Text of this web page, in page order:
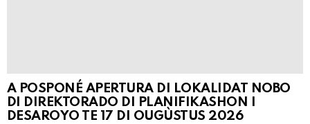
A POSPONÉ APERTURA DI LOKALIDAT NOBO
DI DIREKTORADO DI PLANIFIKASHON I
DESAROYO TE 17 DI OUGÙSTUS 2026